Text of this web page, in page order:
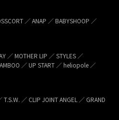
／ ANAP ／ BABYSHOOP ／
／ MOTHER LIP ／ STYLES ／
／ UP START ／ heliopole ／
／ CLIP JOINT ANGEL ／ GRAND